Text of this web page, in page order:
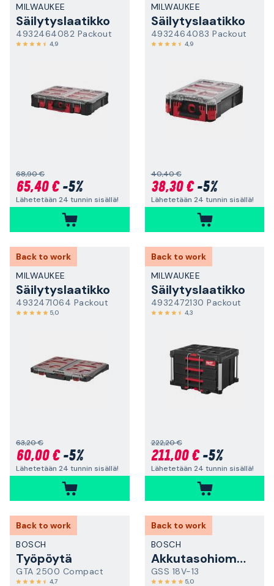
MILWAUKEE
Säilytyslaatikko
4932464082 Packout
4,9
68,90 €
65,40 €-5%
Lähetetään 24 tunnin sisällä!
MILWAUKEE
Säilytyslaatikko
4932464083 Packout
4,9
40,40 €
38,30 €-5%
Lähetetään 24 tunnin sisällä!
Back to work
MILWAUKEE
Säilytyslaatikko
4932471064 Packout
5,0
63,20 €
60,00 €-5%
Lähetetään 24 tunnin sisällä!
Back to work
MILWAUKEE
Säilytyslaatikko
4932472130 Packout
4,3
222,20 €
211,00 €-5%
Lähetetään 24 tunnin sisällä!
Back to work
BOSCH
Työpöytä
GTA 2500 Compact
4,7
Back to work
BOSCH
Akkutasohiomakone
GSS 18V-13
5,0